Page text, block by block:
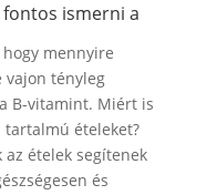
ismerni a
mennyire
vajon tényleg
B-vitamint. Miért is
ételeket?
az ételek segítenek
és